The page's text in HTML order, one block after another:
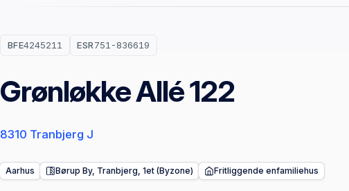
BFE4245211 ESR751-836619
Grønløkke Allé 122
8310 Tranbjerg J
Aarhus Børup By, Tranbjerg, 1et (Byzone) Fritliggende enfamiliehus